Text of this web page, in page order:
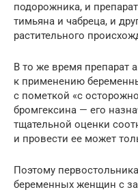
подорожника, и
тимьяна и чабреца, и
растительного
В то же время препарат
к применению
с пометкой «с
бромгексина — его
тщательной оценки
и провести ее может
Поэтому
беременных женщин с